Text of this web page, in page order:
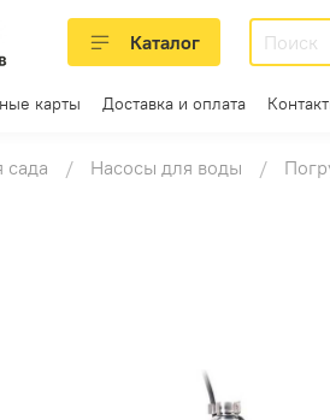
Каталог
карты Доставка и оплата
сада Насосы для воды